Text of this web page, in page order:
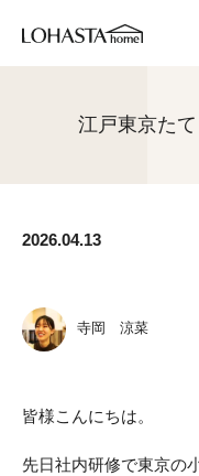
江戸東京た
2026.04.13
寺岡 涼菜
皆様こんにちは。
先日社内研修で東京の